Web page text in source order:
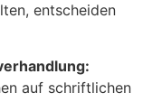
entscheiden
auf schriftlichen